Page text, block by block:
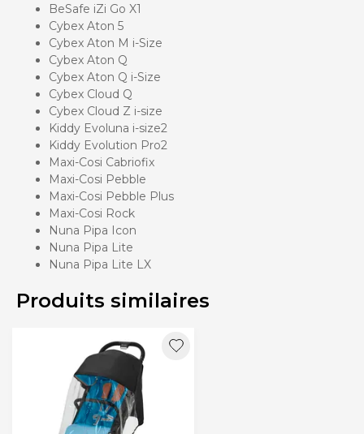
BeSafe iZi Go X1
Cybex Aton 5
Cybex Aton M i-Size
Cybex Aton Q
Cybex Aton Q i-Size
Cybex Cloud Q
Cybex Cloud Z i-size
Kiddy Evoluna i-size2
Kiddy Evolution Pro2
Maxi-Cosi Cabriofix
Maxi-Cosi Pebble
Maxi-Cosi Pebble Plus
Maxi-Cosi Rock
Nuna Pipa Icon
Nuna Pipa Lite
Nuna Pipa Lite LX
Produits similaires